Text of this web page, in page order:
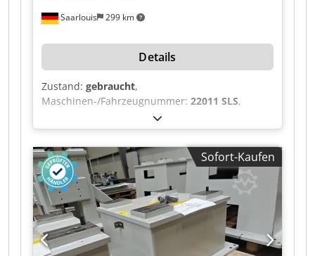
Saarlouis 299 km
Details
Zustand: gebraucht,
Maschinen-/Fahrzeugnummer: 22011 SLS,
, Laser Data Marking Laser
Manufacturer: Keyence Model: MD-X2520A Laser
type: YVO₄ laser Laser class: 4 Wavelength: 1063
nm Output power: 25 W Laser Position Detection
Laser type: Semiconductor laser Laser class: 3R
Csdpszilv Hefx Adwjha Wavelength: 683 nm
Output power: 5.0 mW Guide Laser / Distance
Indicator Laser type: Semiconductor laser Laser
class: 2 Wavelength: 655 nm Output power: 1.0
mW Electrical Data Nominal voltage: 400 VAC
Sofort-Kaufen